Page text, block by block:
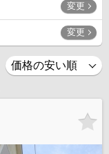
変更
変更